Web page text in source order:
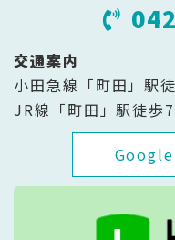
交通案内
小田急線「町田」駅
JR線「町田」駅徒歩
Google